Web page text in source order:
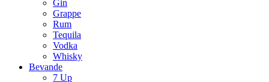
Gin
Grappe
Rum
Tequila
Vodka
Whisky
Bevande
7 Up